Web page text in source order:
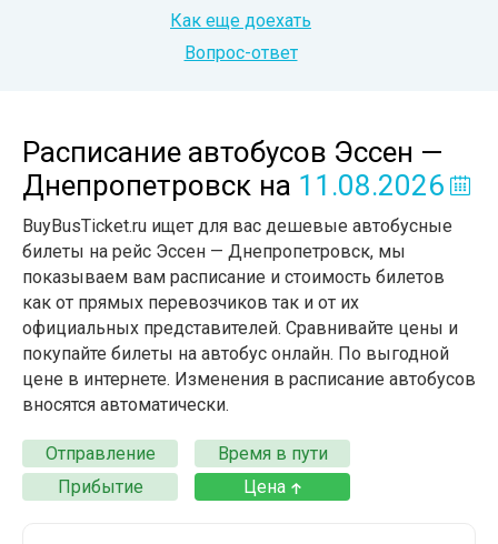
Как еще доехать
Вопрос-ответ
Расписание автобусов Эссен —
Днепропетровск на 11.08.2026
BuyBusTicket.ru ищет для вас дешевые автобусные
билеты на рейс Эссен — Днепропетровск, мы
показываем вам расписание и стоимость билетов
как от прямых перевозчиков так и от их
официальных представителей. Сравнивайте цены и
покупайте билеты на автобус онлайн. По выгодной
цене в интернете. Изменения в расписание автобусов
вносятся автоматически.
Отправление
Время в пути
Прибытие
Цена